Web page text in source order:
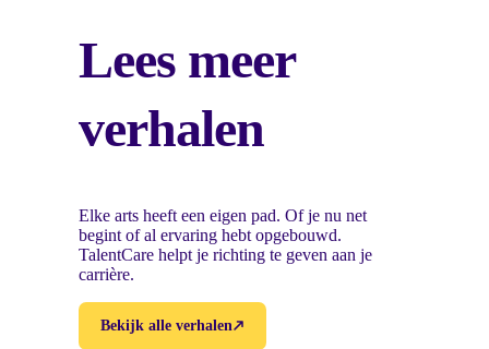
Lees meer
verhalen
Elke arts heeft een eigen pad. Of je nu net
begint of al ervaring hebt opgebouwd.
TalentCare helpt je richting te geven aan je
carrière.
Bekijk alle verhalen